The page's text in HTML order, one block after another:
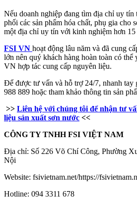
Nếu doanh nghiệp đang tìm địa chỉ uy
phối các sản phẩm hóa chất, phụ gia cho
một địa chỉ uy tín với kinh nghiệm hơn 15
FSI VN hoạt động lâu năm và đã cung
lớn nên quý khách hàng hoàn toàn có
VN hợp tác cung cấp nguyên liệu.
Để được tư vấn và hỗ trợ 24/7, nhanh tay
988 889 hoặc tham khảo thông tin sản
>> Liên hệ với chúng tôi để nhận tư
liệu sản xuất sơn nước <<
CÔNG TY TNHH FSI VIỆT NAM
Địa chỉ: Số 226 Võ Chí Công, Phường
Nội
Website: fsivietnam.net/https://
Hotline: 094 3311 678